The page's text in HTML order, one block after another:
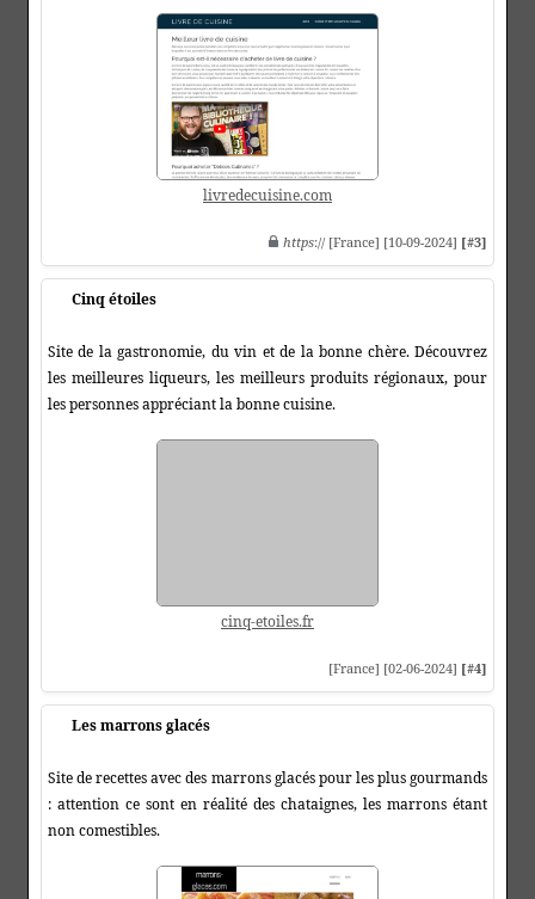
livredecuisine.com
https:// [France] [10-09-2024] [#3]
Cinq étoiles
Site de la gastronomie, du vin et de la bonne chère. Découvrez
les meilleures liqueurs, les meilleurs produits régionaux, pour
les personnes appréciant la bonne cuisine.
cinq-etoiles.fr
[France] [02-06-2024] [#4]
Les marrons glacés
Site de recettes avec des marrons glacés pour les plus gourmands
: attention ce sont en réalité des chataignes, les marrons étant
non comestibles.